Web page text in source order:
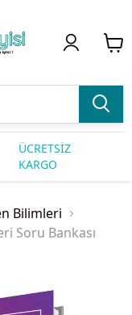
ÜCRETSİZ
KARGO
Bilimleri
Soru Bankası